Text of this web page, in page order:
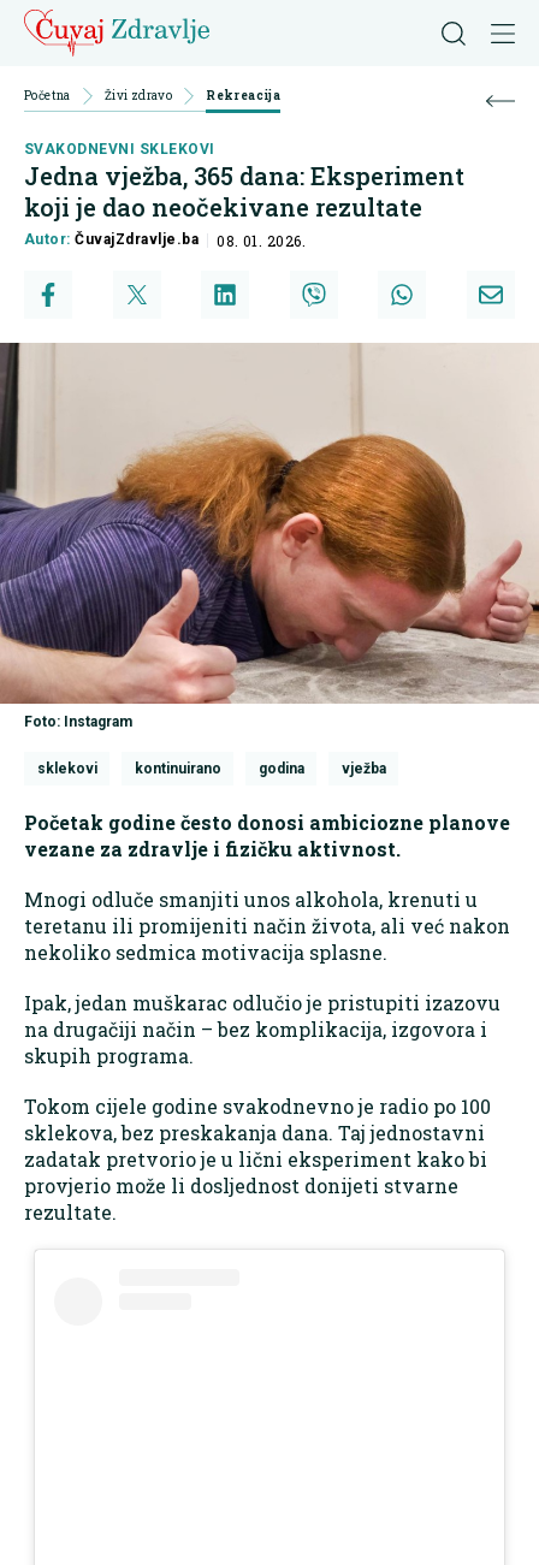
Početna Živi zdravo Rekreacija
SVAKODNEVNI SKLEKOVI
Jedna vježba, 365 dana: Eksperiment
koji je dao neočekivane rezultate
Autor:ČuvajZdravlje.ba 08. 01. 2026.
Foto: Instagram
sklekovi kontinuirano godina vježba
Početak godine često donosi ambiciozne planove
vezane za zdravlje i fizičku aktivnost.
Mnogi odluče smanjiti unos alkohola, krenuti u
teretanu ili promijeniti način života, ali već nakon
nekoliko sedmica motivacija splasne.
Ipak, jedan muškarac odlučio je pristupiti izazovu
na drugačiji način – bez komplikacija, izgovora i
skupih programa.
Tokom cijele godine svakodnevno je radio po 100
sklekova, bez preskakanja dana. Taj jednostavni
zadatak pretvorio je u lični eksperiment kako bi
provjerio može li dosljednost donijeti stvarne
rezultate.